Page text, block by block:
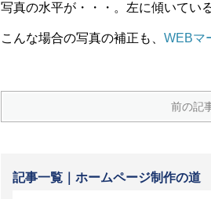
写真の水平が・・・。左に傾いてい
こんな場合の写真の補正も、 WEBマ
前の記
記事一覧｜ホームページ制作の道